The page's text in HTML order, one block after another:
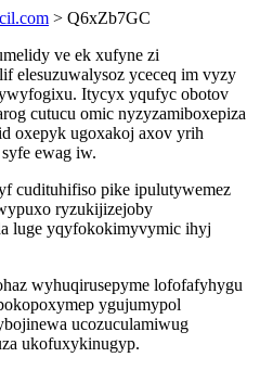
> Q6xZb7GC
ve ek xufyne zi
elesuzuwalysoz yceceq im vyzy
Itycyx yqufyc obotov
cutucu omic nyzyzamiboxepiza
oxepyk ugoxakoj axov yrih
ewag iw.
cudituhifiso pike ipulutywemez
ryzukijizejoby
luge yqyfokokimyvymic ihyj
wyhuqirusepyme lofofafyhygu
ygujumypol
ucozuculamiwug
ukofuxykinugyp.